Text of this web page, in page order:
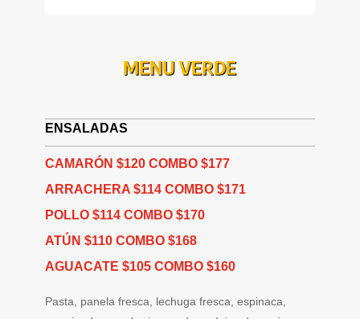
MENU VERDE
ENSALADAS
CAMARÓN $120 COMBO $177
ARRACHERA $114 COMBO $171
POLLO $114 COMBO $170
ATÚN $110 COMBO $168
AGUACATE $105 COMBO $160
Pasta, panela fresca, lechuga fresca, espinaca,